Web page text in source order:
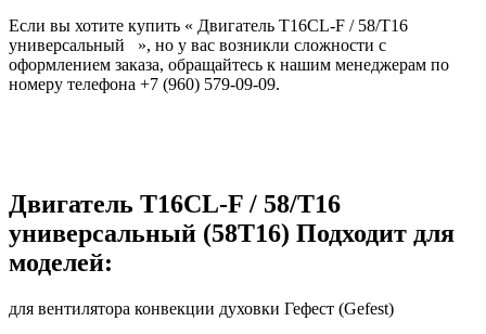
Если вы хотите купить « Двигатель T16CL-F / 58/T16
универсальный », но у вас возникли сложности с
оформлением заказа, обращайтесь к нашим менеджерам по
номеру телефона +7 (960) 579-09-09.
Двигатель T16CL-F / 58/T16
универсальный (58Т16) Подходит для
моделей:
для вентилятора конвекции духовки Гефест (Gefest)